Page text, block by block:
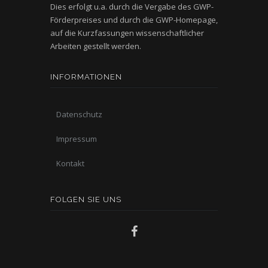
Dies erfolgt u.a. durch die Vergabe des GWP-
Förderpreises und durch die GWP-Homepage,
auf die Kurzfassungen wissenschaftlicher
Arbeiten gestellt werden.
INFORMATIONEN
Datenschutz
Impressum
Kontakt
FOLGEN SIE UNS